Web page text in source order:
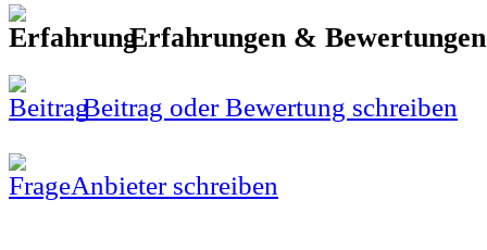
Erfahrungen &
Beitrag oder Bewertung schreiben
Anbieter schreiben